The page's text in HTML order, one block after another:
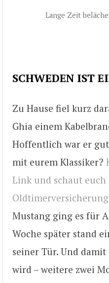
Lange Zeit
SCHWEDEN IST
Zu Hause fiel kurz
Ghia einem
Hoffentlich war er
mit eurem Klassiker?
Link und schaut euch
Mustang ging es für
Woche später stand
seiner Tür. Und
wird – weitere zwei